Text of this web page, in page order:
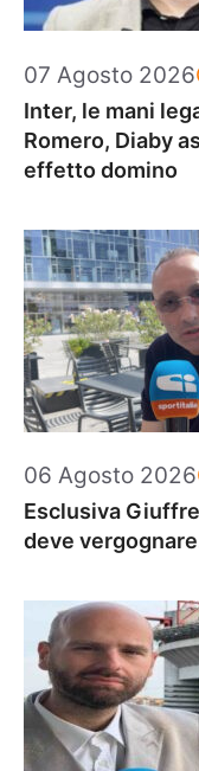
07 Agosto 2026
Inter, le mani
Romero, Diaby
effetto domino
06 Agosto 2026
Esclusiva
deve